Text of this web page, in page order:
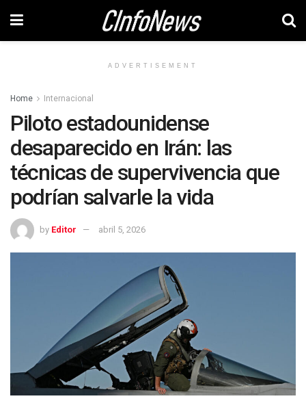
ADVERTISEMENT
Home Internacional
Piloto estadounidense
desaparecido en Irán: las
técnicas de supervivencia que
podrían salvarle la vida
by Editor abril 5, 2026